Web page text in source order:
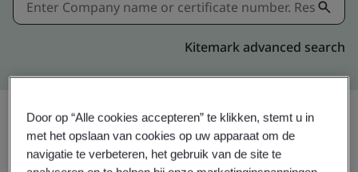
Kitemark advanced search
Delen:
Door op “Alle cookies accepteren” te klikken, stemt u in
met het opslaan van cookies op uw apparaat om de
navigatie te verbeteren, het gebruik van de site te